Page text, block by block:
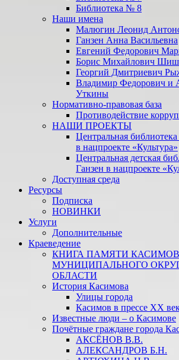
Библиотека № 8
Наши имена
Малюгин Леонид
Ганзен Анна Васильевна
Евгений Федорович
Борис Михайлович
Георгий Дмитриевич
Владимир Федорович и
Уткины
Нормативно-правовая база
Противодействие
НАШИ ПРОЕКТЫ
Центральная
в нацпроекте «Культура»
Центральная детская
Ганзен в нацпроекте
Доступная среда
Ресурсы
Подписка
НОВИНКИ
Услуги
Дополнительные
Краеведение
КНИГА ПАМЯТИ
МУНИЦИПАЛЬНОГО
ОБЛАСТИ
История Касимова
Улицы города
Касимов в прессе XX
Известные люди – о Касимове
Почётные граждане города
АКСЁНОВ В.В.
АЛЕКСАНДРОВ Б.Н.